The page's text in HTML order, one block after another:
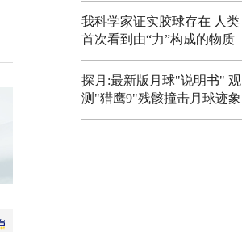
我科学家证实胶球存在 人类
首次看到由“力”构成的物质
探月:最新版月球"说明书" 观
测"猎鹰9"残骸撞击月球迹象